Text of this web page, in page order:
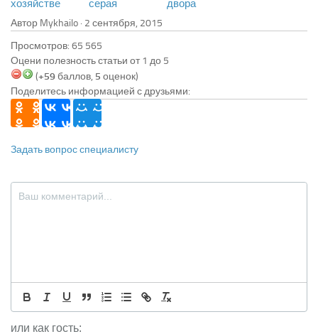
хозяйстве
серая
двора
Автор Mykhailo ·
Просмотров: 65 565
Оцени полезность статьи от 1 до 5
(+59баллов, 5 оценок)
Поделитесь информацией с друзьями:
Задать вопрос специалисту
или как гость: